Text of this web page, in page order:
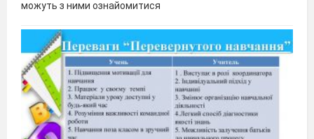
можуть з ними ознайомитися